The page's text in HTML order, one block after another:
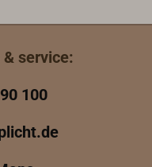
service:
100